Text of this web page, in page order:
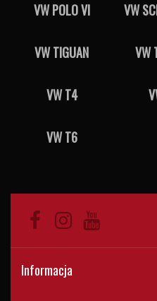
VW POLO VI VW
VW TIGUAN VW
VW T4
VW T6
Informacja